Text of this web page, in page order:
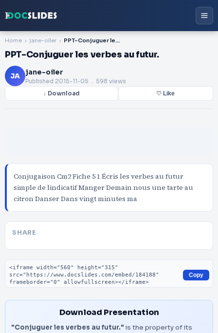
Home jane-oiler PPT-Conjuguer les verbes au futur.
PPT-Conjuguer les verbes au futur.
JA jane-oiler
Published 2015-11-05 . 598 views
↓ Download ♡ Like
Conjugaison Cm2 Fiche 5 1 Écris les verbes au futur
simple de lindicatif Manger Demain nous une tarte au
citron Danser Dans vingt minutes ma
SHARE
Embed code
Copy
Download Presentation
"Conjuguer les verbes au futur." is the property of its